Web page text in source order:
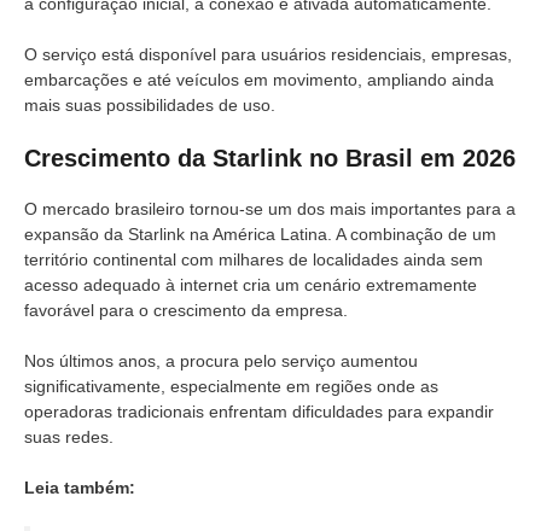
a configuração inicial, a conexão é ativada automaticamente.
O serviço está disponível para usuários residenciais, empresas,
embarcações e até veículos em movimento, ampliando ainda
mais suas possibilidades de uso.
Crescimento da Starlink no Brasil em 2026
O mercado brasileiro tornou-se um dos mais importantes para a
expansão da Starlink na América Latina. A combinação de um
território continental com milhares de localidades ainda sem
acesso adequado à internet cria um cenário extremamente
favorável para o crescimento da empresa.
Nos últimos anos, a procura pelo serviço aumentou
significativamente, especialmente em regiões onde as
operadoras tradicionais enfrentam dificuldades para expandir
suas redes.
Leia também: